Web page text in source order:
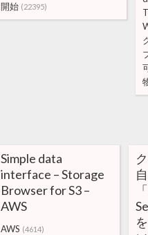
開始 (22395)
Simple data
interface – Storage
Browser for S3 –
AWS
AWS (4614)